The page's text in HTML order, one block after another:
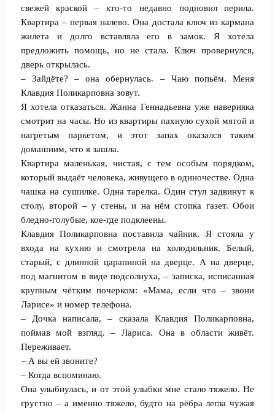
свежей краской – кто-то недавно подновил перила.
Квартира – первая налево. Она достала ключ из кармана
жилета и долго вставляла его в замок. Я хотела
предложить помощь, но не стала. Ключ провернулся,
дверь открылась.
– Зайдёте? – она обернулась. – Чаю попьём. Меня
Клавдия Поликарповна зовут.
Я хотела отказаться. Жанна Геннадьевна уже наверняка
смотрит на часы. Но из квартиры пахнуло сухой мятой и
нагретым паркетом, и этот запах оказался таким
домашним, что я зашла.
Квартира маленькая, чистая, с тем особым порядком,
который выдаёт человека, живущего в одиночестве. Одна
чашка на сушилке. Одна тарелка. Один стул задвинут к
столу, второй – у стены, и на нём стопка газет. Обои
бледно-голубые, кое-где подклеены.
Клавдия Поликарповна поставила чайник. Я стояла у
входа на кухню и смотрела на холодильник. Белый,
старый, с длинной царапиной на дверце. А на дверце,
под магнитом в виде подсолнуха, – записка, исписанная
крупным чётким почерком: «Мама, если что – звони
Ларисе» и номер телефона.
– Дочка написала, – сказала Клавдия Поликарповна,
поймав мой взгляд. – Лариса. Она в области живёт.
Переживает.
– А вы ей звоните?
– Когда вспоминаю.
Она улыбнулась, и от этой улыбки мне стало тяжело. Не
грустно – а именно тяжело, будто на рёбра легла чужая